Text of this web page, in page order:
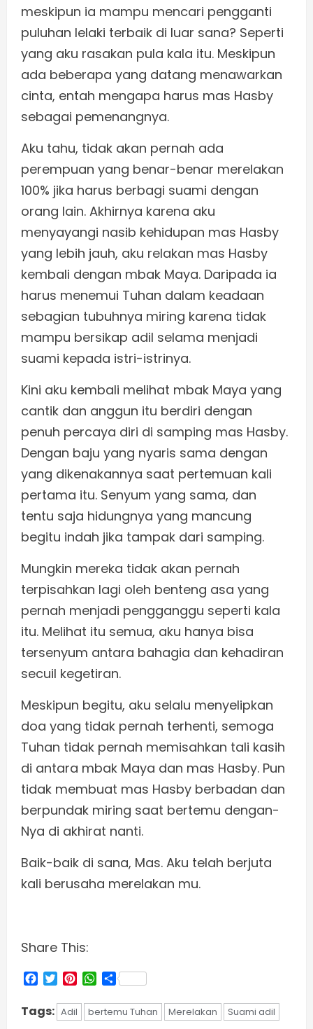
meskipun ia mampu mencari pengganti
puluhan lelaki terbaik di luar sana? Seperti
yang aku rasakan pula kala itu. Meskipun
ada beberapa yang datang menawarkan
cinta, entah mengapa harus mas Hasby
sebagai pemenangnya.
Aku tahu, tidak akan pernah ada
perempuan yang benar-benar merelakan
100% jika harus berbagi suami dengan
orang lain. Akhirnya karena aku
menyayangi nasib kehidupan mas Hasby
yang lebih jauh, aku relakan mas Hasby
kembali dengan mbak Maya. Daripada ia
harus menemui Tuhan dalam keadaan
sebagian tubuhnya miring karena tidak
mampu bersikap adil selama menjadi
suami kepada istri-istrinya.
Kini aku kembali melihat mbak Maya yang
cantik dan anggun itu berdiri dengan
penuh percaya diri di samping mas Hasby.
Dengan baju yang nyaris sama dengan
yang dikenakannya saat pertemuan kali
pertama itu. Senyum yang sama, dan
tentu saja hidungnya yang mancung
begitu indah jika tampak dari samping.
Mungkin mereka tidak akan pernah
terpisahkan lagi oleh benteng asa yang
pernah menjadi pengganggu seperti kala
itu. Melihat itu semua, aku hanya bisa
tersenyum antara bahagia dan kehadiran
secuil kegetiran.
Meskipun begitu, aku selalu menyelipkan
doa yang tidak pernah terhenti, semoga
Tuhan tidak pernah memisahkan tali kasih
di antara mbak Maya dan mas Hasby. Pun
tidak membuat mas Hasby berbadan dan
berpundak miring saat bertemu dengan-
Nya di akhirat nanti.
Baik-baik di sana, Mas. Aku telah berjuta
kali berusaha merelakan mu.
Share This:
Facebook
TwitterPinterestWhatsApp
Share
Tags: Adil bertemu Tuhan Merelakan Suami adil